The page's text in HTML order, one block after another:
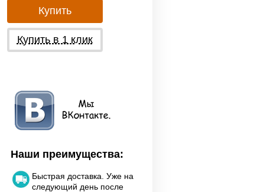
Купить
Купить в 1 клик
Наши преимущества:
Быстрая доставка. Уже на
следующий день после